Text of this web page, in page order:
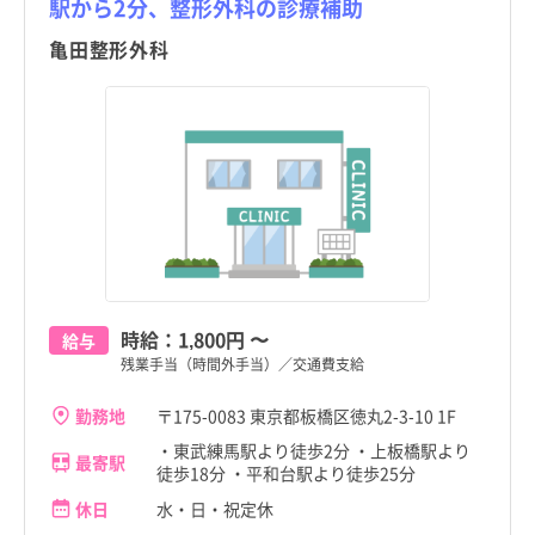
駅から2分、整形外科の診療補助
亀田整形外科
給与 時給： 1,800円 〜
残業手当（時間外手当）／交通費支給
勤務地
〒175-0083 東京都板橋区徳丸2-3-10 1F
最寄駅
・東武練馬駅より徒歩2分 ・上板橋駅より
徒歩18分 ・平和台駅より徒歩25分
休日
水・日・祝定休